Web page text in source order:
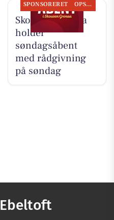
SPONSORERET OPSLAGSTAVLEN
Skousen Grenaa
holder
søndagsåbent
med rådgivning
på søndag
Ebeltoft